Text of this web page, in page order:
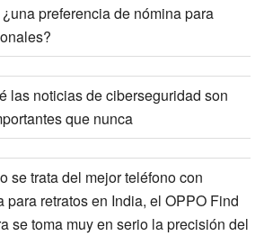
preferencia de nómina para
las noticias de ciberseguridad son
que nunca
se trata del mejor teléfono con
para retratos en India, el OPPO Find
se toma muy en serio la precisión del